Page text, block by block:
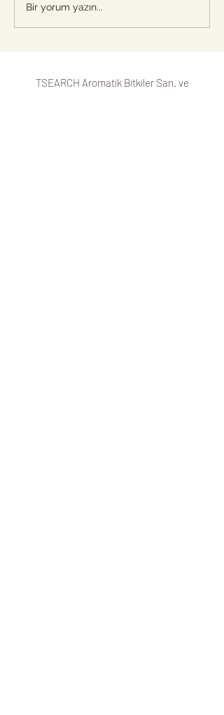
Beyin fonksiyonlarımızı
destekleyecek 7 sağlıklı
Bir yorum yazın...
TSEARCH Aromatik Bitkiler San. ve